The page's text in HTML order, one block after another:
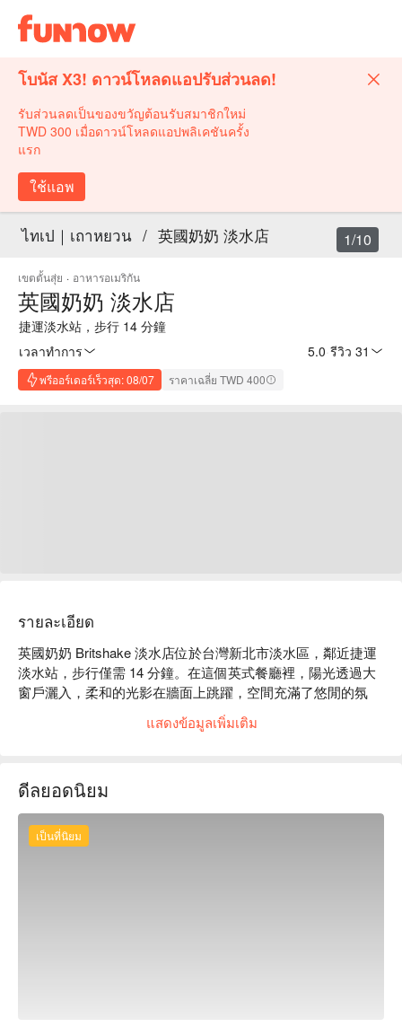
โบนัส X3! ดาวน์โหลดแอปรับส่วนลด!
รับส่วนลดเป็นของขวัญต้อนรับสมาชิกใหม่
TWD 300 เมื่อดาวน์โหลดแอปพลิเคชันครั้ง
แรก
ใช้แอพ
ไทเป｜เถาหยวน / 英國奶奶 淡水店
เขตตั้นสุ่ย · อาหารอเมริกัน
英國奶奶 淡水店
捷運淡水站，步行 14 分鐘
เวลาทำการ
5.0 รีวิว 31
พรีออร์เดอร์เร็วสุด: 08/07 ราคาเฉลี่ย TWD 400
1/10
รายละเอียด
英國奶奶 Britshake 淡水店位於台灣新北市淡水區，鄰近捷運
淡水站，步行僅需 14 分鐘。在這個英式餐廳裡，陽光透過大
窗戶灑入，柔和的光影在牆面上跳躍，空間充滿了悠閒的氛
圍。木質的桌椅與精緻的裝飾品相互映襯，營造出一種溫馨而
舒適的感覺，讓人彷彿置身於英國的鄉村小鎮，心靈隨之放
英式炸鱈魚與手工薯條、英式芥末紅酒燉羊膕與經典五公分司
康，這些美味佳餚如同點綴一般，讓聚會的氛圍更加昇華，完
美催化出一場舌尖上的饗宴。
แสดงข้อมูลเพิ่มเติม
ดีลยอดนิยม
เป็นที่นิยม